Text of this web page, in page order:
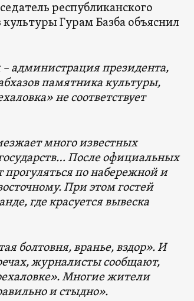
республиканского
Гурам Базба объяснил
администрация президента,
памятника культуры,
не соответствует
много известных
После официальных
по набережной и
При этом гостей
где красуется вывеска
болтовня, вранье, вздор». И
журналисты сообщают,
Многие жители
и стыдно».